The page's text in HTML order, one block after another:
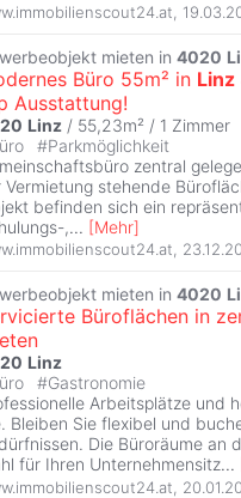
mieten in 4020
Büro 55m² in Linz
Ausstattung!
Linz / 55,23m² / 1 Zimmer
#Parkmöglichkeit
zentral
Vermietung stehende
befinden sich ein
,... [Mehr]
mieten in 4020
Büroflächen in
Linz
#Gastronomie
Arbeitsplätze und
Bleiben Sie flexibel und
Die Büroräume an
für Ihren Unternehmensitz...